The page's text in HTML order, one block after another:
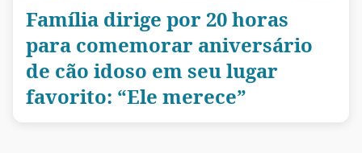
Família dirige por 20 horas
para comemorar aniversário
de cão idoso em seu lugar
favorito: “Ele merece”